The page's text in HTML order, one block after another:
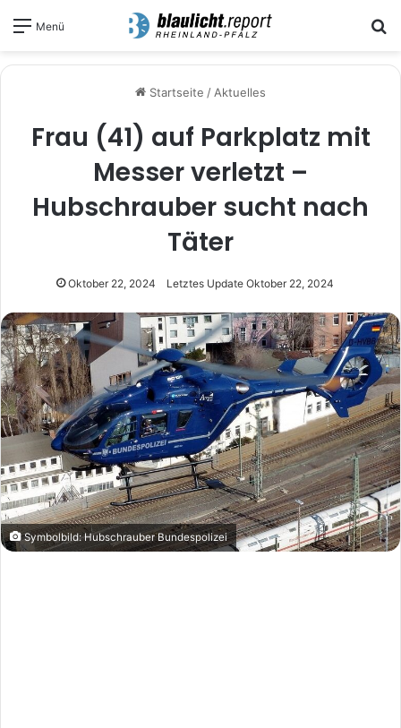
Menü
Startseite / Aktuelles
Frau (41) auf Parkplatz mit
Messer verletzt –
Hubschrauber sucht nach
Täter
Oktober 22, 2024 Letztes Update Oktober 22, 2024
Symbolbild: Hubschrauber Bundespolizei